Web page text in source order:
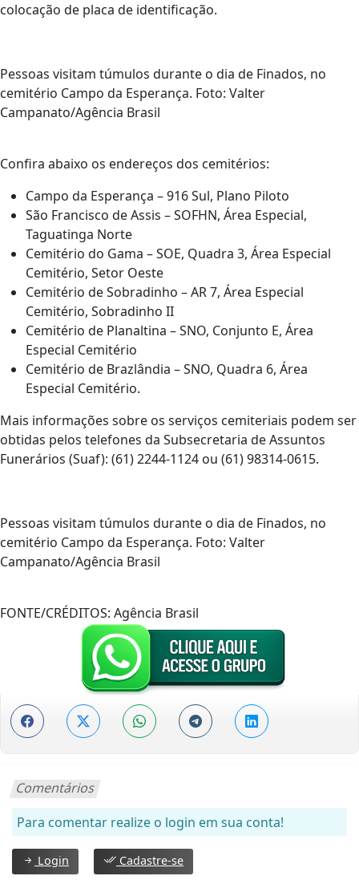
colocação de placa de identificação.
Pessoas visitam túmulos durante o dia de Finados, no
cemitério Campo da Esperança. Foto: Valter
Campanato/Agência Brasil
Confira abaixo os endereços dos cemitérios:
Campo da Esperança – 916 Sul, Plano Piloto
São Francisco de Assis – SOFHN, Área Especial,
Taguatinga Norte
Cemitério do Gama – SOE, Quadra 3, Área Especial
Cemitério, Setor Oeste
Cemitério de Sobradinho – AR 7, Área Especial
Cemitério, Sobradinho II
Cemitério de Planaltina – SNO, Conjunto E, Área
Especial Cemitério
Cemitério de Brazlândia – SNO, Quadra 6, Área
Especial Cemitério.
Mais informações sobre os serviços cemiteriais podem ser
obtidas pelos telefones da Subsecretaria de Assuntos
Funerários (Suaf): (61) 2244-1124 ou (61) 98314-0615.
Pessoas visitam túmulos durante o dia de Finados, no
cemitério Campo da Esperança. Foto: Valter
Campanato/Agência Brasil
FONTE/CRÉDITOS: Agência Brasil
Comentários
Para comentar realize o login em sua conta!
Login Cadastre-se